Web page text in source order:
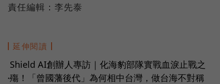
責任編輯：李先泰
延伸閱讀
●
Shield AI創辦人專訪｜化海豹部隊實戰血淚止戰之
殤！「曾國藩後代」為何相中台灣，做台海不對稱